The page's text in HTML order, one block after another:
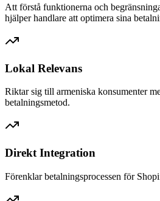
Att förstå funktionerna och
hjälper handlare att optimera sina
Lokal Relevans
Riktar sig till armeniska konsumenter
betalningsmetod.
Direkt Integration
Förenklar betalningsprocessen för